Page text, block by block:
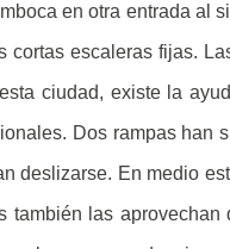
en otra entrada al
cortas escaleras fijas.
ciudad, existe la
Dos rampas han
deslizarse. En medio
también las